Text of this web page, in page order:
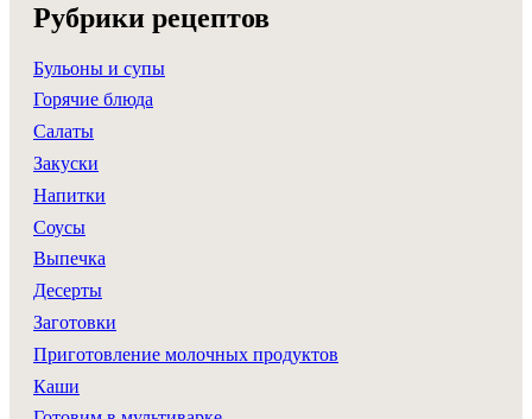
Рубрики рецептов
Бульоны и супы
Горячие блюда
Салаты
Закуски
Напитки
Соусы
Выпечка
Десерты
Заготовки
Приготовление молочных продуктов
Каши